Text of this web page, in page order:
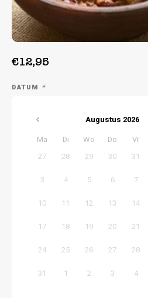
Week 39 | 21-09-2026 t/m 25-09-2026
€12,95
DATUM *
Augustus 2026
Ma
Di Wo Do Vr
27
28 29 30 31
3 4 5 6 7
10 11 12 13 14
17 18 19 20 21
24 25 26 27 28
31 1 2 3 4